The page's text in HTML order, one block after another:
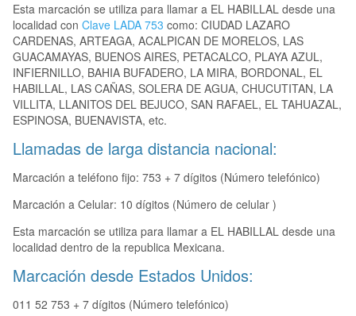
Esta marcación se utiliza para llamar a EL HABILLAL desde una
localidad con Clave LADA 753 como: CIUDAD LAZARO
CARDENAS, ARTEAGA, ACALPICAN DE MORELOS, LAS
GUACAMAYAS, BUENOS AIRES, PETACALCO, PLAYA AZUL,
INFIERNILLO, BAHIA BUFADERO, LA MIRA, BORDONAL, EL
HABILLAL, LAS CAÑAS, SOLERA DE AGUA, CHUCUTITAN, LA
VILLITA, LLANITOS DEL BEJUCO, SAN RAFAEL, EL TAHUAZAL,
ESPINOSA, BUENAVISTA, etc.
Llamadas de larga distancia nacional:
Marcación a teléfono fijo: 753 + 7 dígitos (Número telefónico)
Marcación a Celular: 10 dígitos (Número de celular )
Esta marcación se utiliza para llamar a EL HABILLAL desde una
localidad dentro de la republica Mexicana.
Marcación desde Estados Unidos:
011 52 753 + 7 dígitos (Número telefónico)